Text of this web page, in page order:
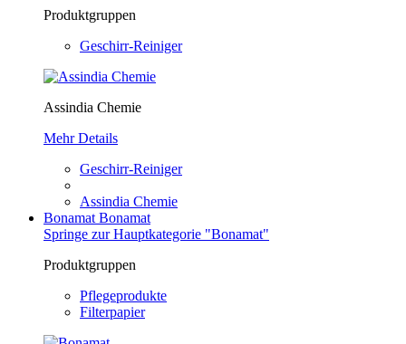
Produktgruppen
Geschirr-Reiniger
Assindia Chemie
Mehr Details
Geschirr-Reiniger
Assindia Chemie
Bonamat Bonamat
Springe zur Hauptkategorie "Bonamat"
Produktgruppen
Pflegeprodukte
Filterpapier